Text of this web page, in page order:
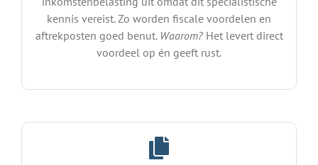
kennis vereist. Zo worden fiscale voordelen en
aftrekposten goed benut. Waarom?Het levert direct
voordeel op én geeft rust.